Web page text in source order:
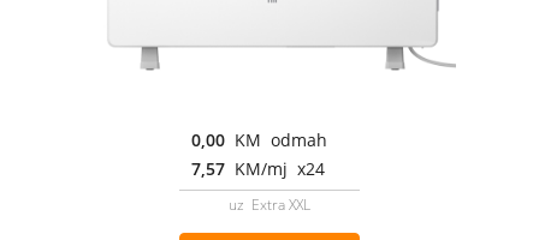
0,00 KM odmah
7,57 KM/mj x24
uz Extra XXL